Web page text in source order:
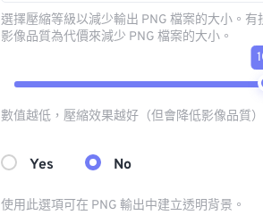
選擇壓縮等級以減少輸出 PNG 檔案的大小。
影像品質為代價來減少 PNG 檔案的大小。
數值越低，壓縮效果越好（但會降低影像品質）
Yes No
使用此選項可在 PNG 輸出中建立透明背景。